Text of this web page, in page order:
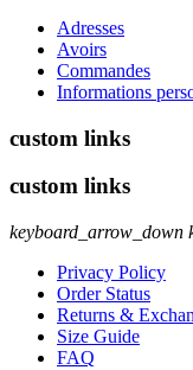
Adresses
Avoirs
Commandes
Informations
custom links
custom links
keyboard_arrow_down
Privacy Policy
Order Status
Returns &
Size Guide
FAQ